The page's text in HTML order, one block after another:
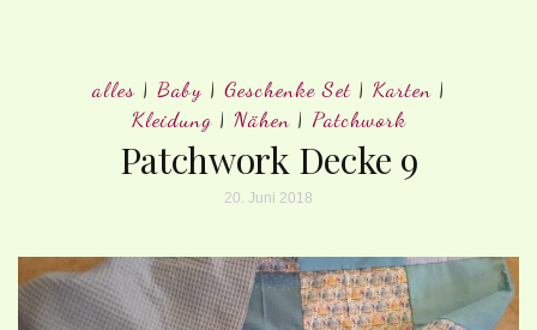
alles| Baby| Geschenke Set | Karten|
Kleidung| Nähen| Patchwork
Patchwork Decke 9
20. Juni 2018